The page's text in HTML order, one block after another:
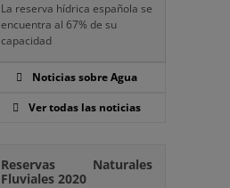
La reserva hídrica española se
encuentra al 67% de su
capacidad
Noticias sobre Agua
Ver todas las noticias
Reservas Naturales
Fluviales 2020